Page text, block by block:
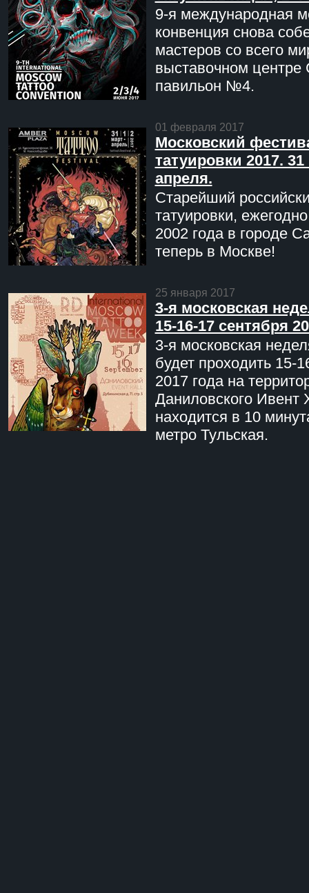
9-я международная
конвенция снова
мастеров со всего
выставочном центре
павильон №4.
01 февраля 2017
Московский
татуировки 2017. 31
апреля.
Старейший
татуировки,
2002 года в городе
теперь в Москве!
25 января 2017
3-я московская
15-16-17 сентября
3-я московская
будет проходить 15-
2017 года на
Даниловского Ивент
находится в 10
метро Тульская.